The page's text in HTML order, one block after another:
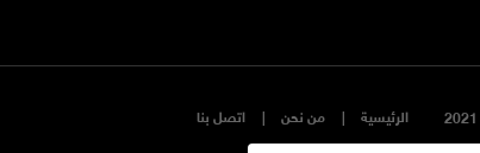
اتصل بنا من نحن الرئيسية